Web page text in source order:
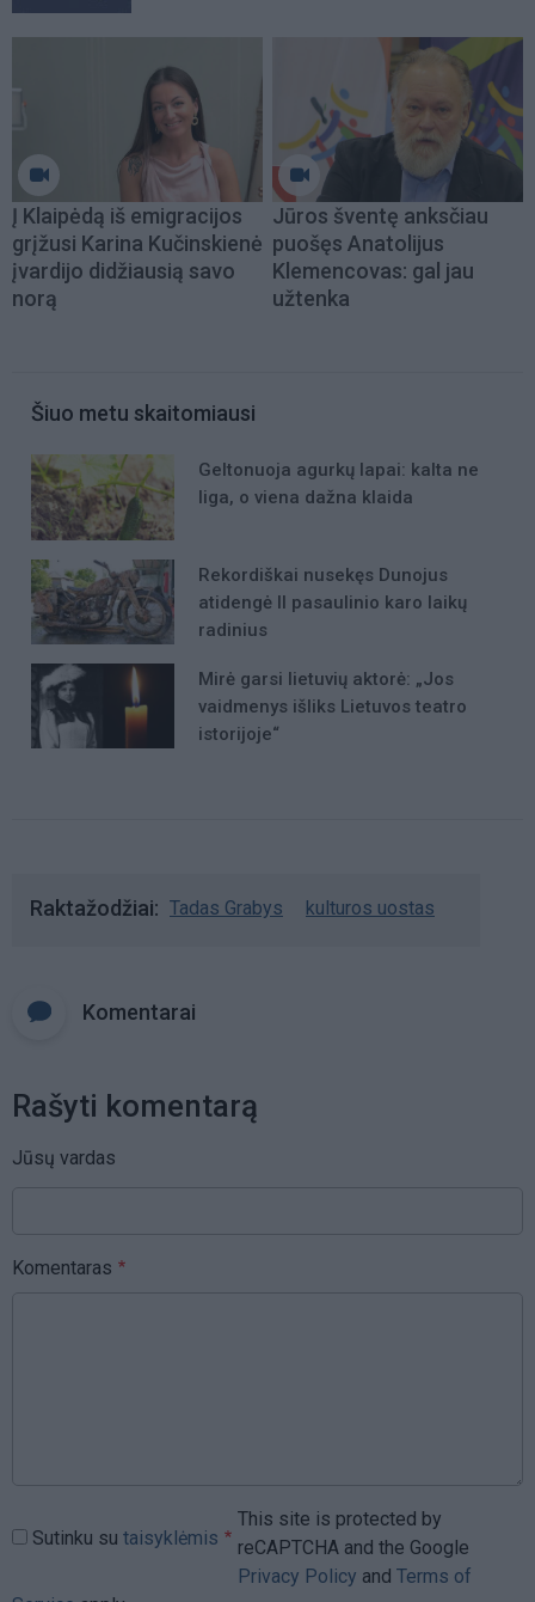
Į Klaipėdą iš emigracijos
grįžusi Karina Kučinskienė
įvardijo didžiausią savo
norą
Jūros šventę anksčiau
puošęs Anatolijus
Klemencovas: gal jau
užtenka
Šiuo metu skaitomiausi
Geltonuoja agurkų lapai: kalta ne
liga, o viena dažna klaida
Rekordiškai nusekęs Dunojus
atidengė II pasaulinio karo laikų
radinius
Mirė garsi lietuvių aktorė: „Jos
vaidmenys išliks Lietuvos teatro
istorijoje“
Raktažodžiai Tadas Grabys kulturos uostas
Komentarai
Rašyti komentarą
Jūsų vardas
Komentaras
Sutinku su taisyklėmis
This site is protected by
reCAPTCHA and the Google
Privacy Policy and Terms of